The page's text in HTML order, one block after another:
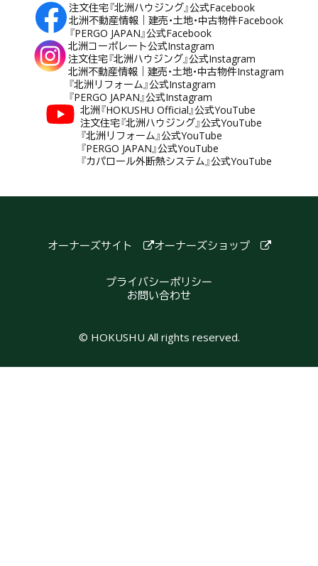
注文住宅『北洲ハウジング』公式Facebook
北洲不動産情報｜建売・土地・中古物件Facebook
『PERGO JAPAN』公式Facebook
北洲コーポレート公式Instagram
注文住宅『北洲ハウジング』公式Instagram
北洲不動産情報｜建売・土地・中古物件Instagram
『北洲リフォーム』公式Instagram
『PERGO JAPAN』公式Instagram
北洲『HOKUSHU Official』公式YouTube
注文住宅『北洲ハウジング』公式YouTube
『北洲リフォーム』公式YouTube
『PERGO JAPAN』公式YouTube
『カパロール外断熱システム』公式YouTube
オーナーズサイト オーナーズショップ
プライバシーポリシー
お問い合わせ
© HOKUSHU All rights reserved.